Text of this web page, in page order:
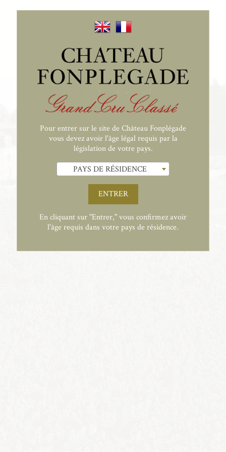
Pour entrer sur le site de Château Fonplégade
vous devez avoir l'âge légal requis par la
législation de votre pays.
PAYS DE RÉSIDENCE
ENTRER
En cliquant sur "Entrer," vous confirmez avoir
l'âge requis dans votre pays de résidence.